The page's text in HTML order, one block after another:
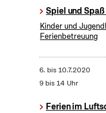
Spiel und
Kinder und
Ferienbetreuung
6. bis10.7.2020
9 bis 14 Uhr
Ferien im